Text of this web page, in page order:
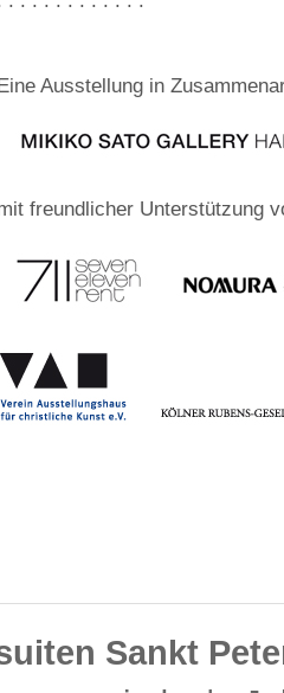
Ausstellung in
freundlicher Unterstützung
Sankt